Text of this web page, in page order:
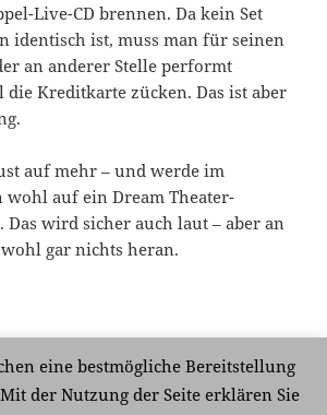
Live-CD brennen. Da kein Set
identisch ist, muss man für seinen
an anderer Stelle performt
Kreditkarte zücken. Das ist aber
auf mehr – und werde im
wohl auf ein Dream Theater-
wird sicher auch laut – aber an
gar nichts heran.
Kommentarzu Danke FAZ
eine bestmögliche Bereitstellung
der Nutzung der Seite erklären Sie